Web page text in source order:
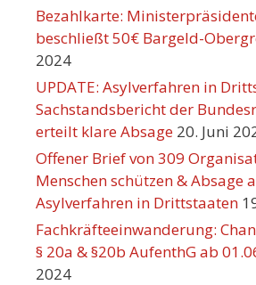
Bezahlkarte:
beschließt 50€ Bargeld-
2024
UPDATE: Asylverfahren in
Sachstandsbericht der
erteilt klare Absage 20. Juni
Offener Brief von 309
Menschen schützen & Absage
Asylverfahren in Drittstaaten
Fachkräfteeinwanderung:
§ 20a & §20b AufenthG ab
2024